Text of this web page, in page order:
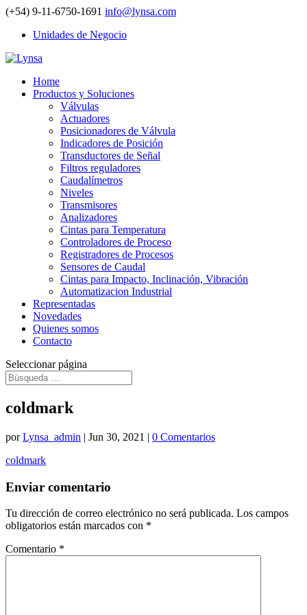
(+54) 9-11-6750-1691 info@lynsa.com
Unidades de Negocio
Home
Productos y Soluciones
Válvulas
Actuadores
Posicionadores de Válvula
Indicadores de Posición
Transductores de Señal
Filtros reguladores
Caudalímetros
Niveles
Transmisores
Analizadores
Cintas para Temperatura
Controladores de Proceso
Registradores de Procesos
Sensores de Caudal
Cintas para Impacto, Inclinación, Vibración
Automatizacion Industrial
Representadas
Novedades
Quienes somos
Contacto
Seleccionar página
coldmark
porLynsa_admin | Jun 30, 2021 | 0 Comentarios
coldmark
Enviar comentario
Tu dirección de correo electrónico no será publicada. Los campos
obligatorios están marcados con *
Comentario *